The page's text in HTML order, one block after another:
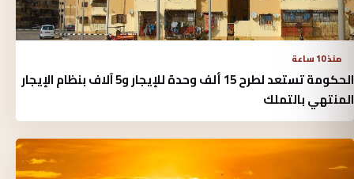
منذ 10 ساعة
الحكومة تستعد لطرح 15 ألف وحدة للإيجار و5 آلاف بنظام الإيجار
المنتهي بالتملك